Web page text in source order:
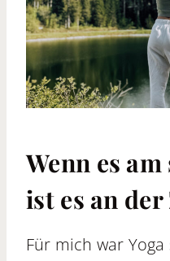
Wenn es
ist es an
Für mich war